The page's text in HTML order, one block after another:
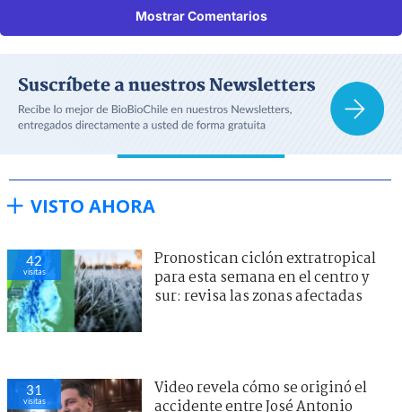
Mostrar Comentarios
VISTO AHORA
42
visitas
Pronostican ciclón extratropical
para esta semana en el centro y
sur: revisa las zonas afectadas
31
visitas
Video revela cómo se originó el
accidente entre José Antonio